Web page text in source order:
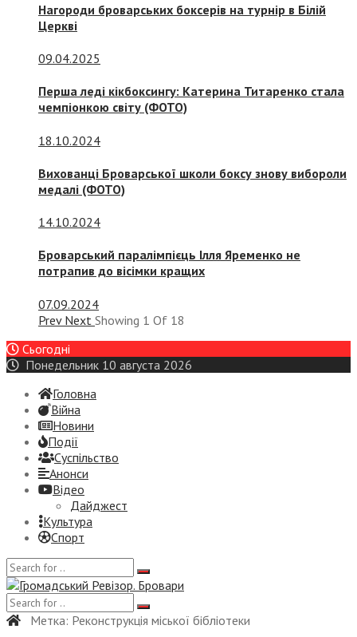
Нагороди броварських боксерів на турнір в Білій
Церкві
09.04.2025
Перша леді кікбоксингу: Катерина Титаренко стала
чемпіонкою світу (ФОТО)
18.10.2024
Вихованці Броварської школи боксу знову вибороли
медалі (ФОТО)
14.10.2024
Броварський паралімпієць Ілля Яременко не
потрапив до вісімки кращих
07.09.2024
Prev Next Showing 1 Of 18
Сьогодні
Понедельник 10 августа 2026
Головна
Війна
Новини
Події
Суспiльство
Анонси
Відео
Дайджест
Культура
Спорт
Метка: Реконструкція міської бібліотеки